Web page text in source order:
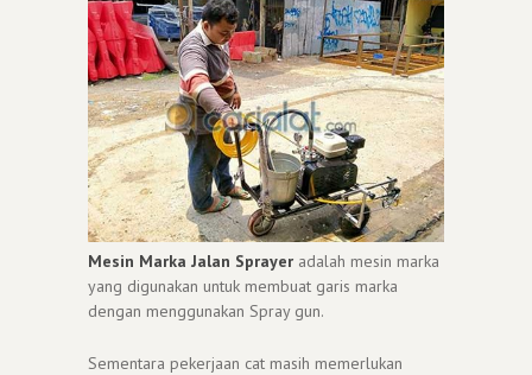
Mesin Marka Jalan Sprayer adalah mesin marka
yang digunakan untuk membuat garis marka
dengan menggunakan Spray gun.
Sementara pekerjaan cat masih memerlukan